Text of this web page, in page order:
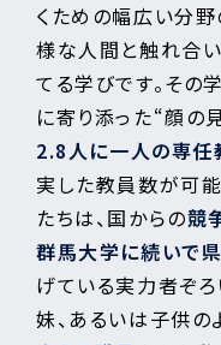
くための幅広い分
様な人間と触れ合
てる学びです。その
に寄り添った“顔の
2.8人に一人の専任
実した教員数が可能
たちは、国からの競
群馬大学に続いで
げている実力者ぞ
妹、あるいは子供の